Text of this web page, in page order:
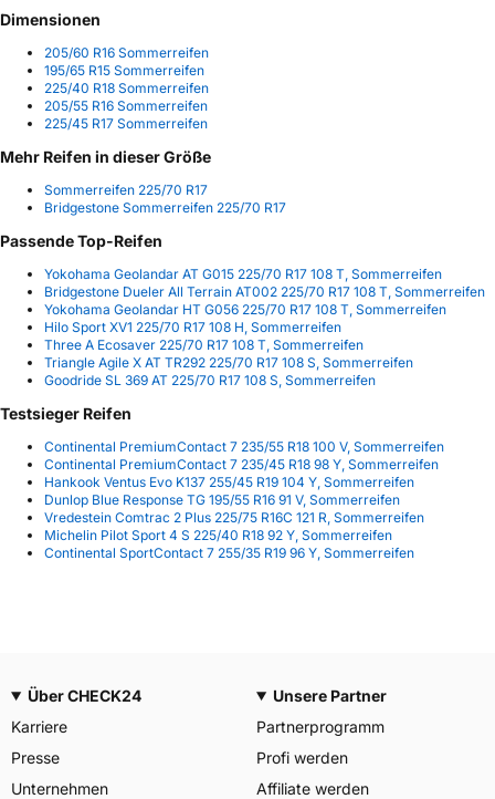
Dimensionen
205/60 R16 Sommerreifen
195/65 R15 Sommerreifen
225/40 R18 Sommerreifen
205/55 R16 Sommerreifen
225/45 R17 Sommerreifen
Mehr Reifen in dieser Größe
Sommerreifen 225/70 R17
Bridgestone Sommerreifen 225/70 R17
Passende Top-Reifen
Yokohama Geolandar AT G015 225/70 R17 108 T, Sommerreifen
Bridgestone Dueler All Terrain AT002 225/70 R17 108 T, Sommerreifen
Yokohama Geolandar HT G056 225/70 R17 108 T, Sommerreifen
Hilo Sport XV1 225/70 R17 108 H, Sommerreifen
Three A Ecosaver 225/70 R17 108 T, Sommerreifen
Triangle Agile X AT TR292 225/70 R17 108 S, Sommerreifen
Goodride SL 369 AT 225/70 R17 108 S, Sommerreifen
Testsieger Reifen
Continental PremiumContact 7 235/55 R18 100 V, Sommerreifen
Continental PremiumContact 7 235/45 R18 98 Y, Sommerreifen
Hankook Ventus Evo K137 255/45 R19 104 Y, Sommerreifen
Dunlop Blue Response TG 195/55 R16 91 V, Sommerreifen
Vredestein Comtrac 2 Plus 225/75 R16C 121 R, Sommerreifen
Michelin Pilot Sport 4 S 225/40 R18 92 Y, Sommerreifen
Continental SportContact 7 255/35 R19 96 Y, Sommerreifen
Über CHECK24
Karriere
Presse
Unternehmen
Unsere Partner
Partnerprogramm
Profi werden
Affiliate werden